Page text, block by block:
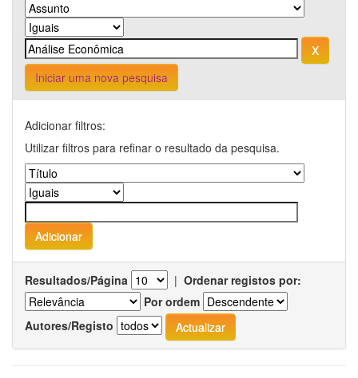
Iniciar uma nova pesquisa
Adicionar filtros:
Utilizar filtros para refinar o resultado da pesquisa.
Resultados/Página | Ordenar registos por:
Por ordem
Autores/Registo